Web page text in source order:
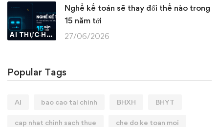
AI THỰC HÀNH
Nghề kế toán sẽ thay đổi thế nào trong
15 năm tới
27/06/2026
Popular Tags
AI bao cao tai chinh BHXH BHYT
cap nhat chinh sach thue che do ke toan moi